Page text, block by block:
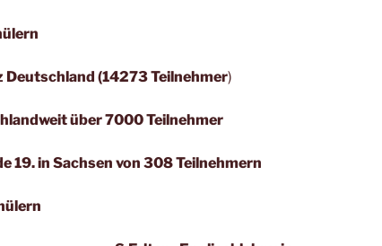
(14273 Teilnehmer)
über 7000 Teilnehmer
19. in Sachsen von 308 Teilnehmern